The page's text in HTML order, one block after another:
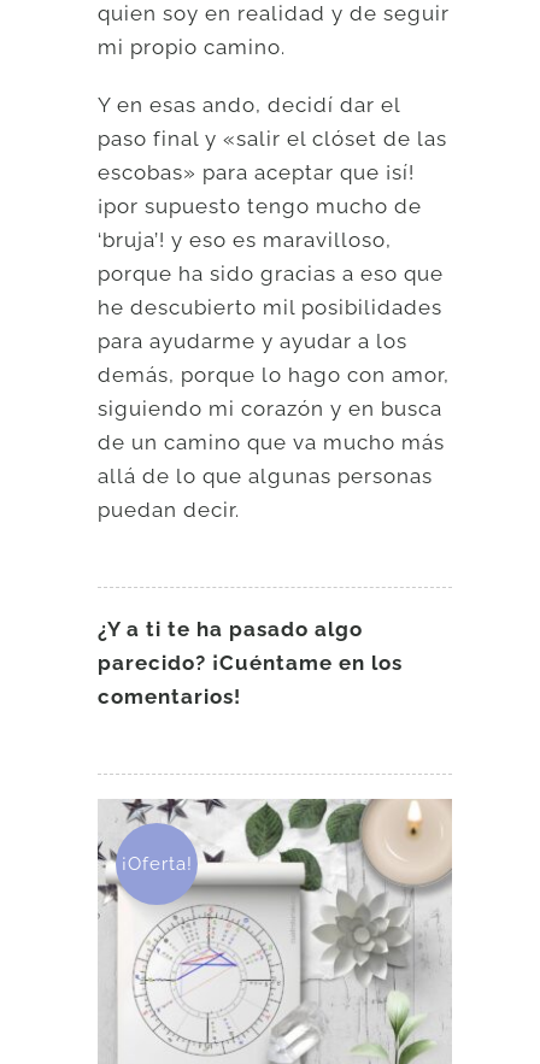
quien soy en realidad y de seguir
mi propio camino.
Y en esas ando, decidí dar el
paso final y «salir el clóset de las
escobas» para aceptar que ¡sí!
¡por supuesto tengo mucho de
‘bruja’! y eso es maravilloso,
porque ha sido gracias a eso que
he descubierto mil posibilidades
para ayudarme y ayudar a los
demás, porque lo hago con amor,
siguiendo mi corazón y en busca
de un camino que va mucho más
allá de lo que algunas personas
puedan decir.
¿Y a ti te ha pasado algo
parecido? ¡Cuéntame en los
comentarios!
¡Oferta!